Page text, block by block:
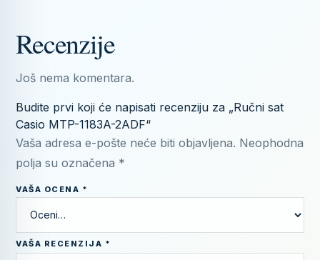
Recenzije
Još nema komentara.
Budite prvi koji će napisati recenziju za „Ručni sat
Casio MTP-1183A-2ADF“
Vaša adresa e-pošte neće biti objavljena. Neophodna
polja su označena *
VAŠA OCENA *
VAŠA RECENZIJA *